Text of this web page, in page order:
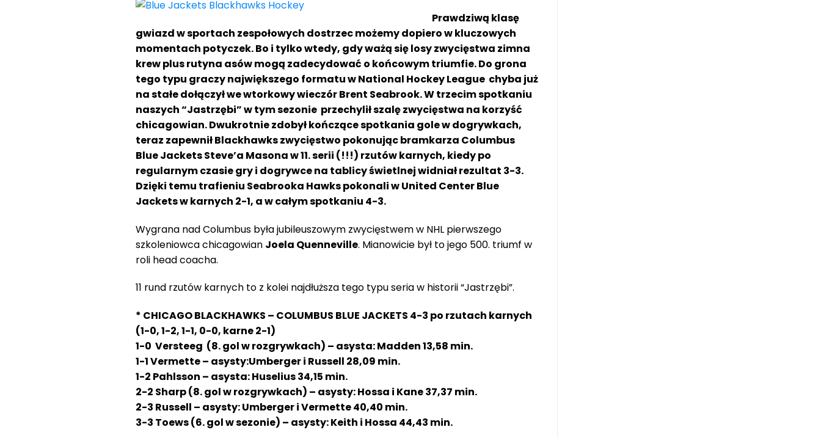
Prawdziwą klasę
gwiazd w sportach zespołowych dostrzec możemy dopiero w kluczowych
momentach potyczek. Bo i tylko wtedy, gdy ważą się losy zwycięstwa zimna
krew plus rutyna asów mogą zadecydować o końcowym triumfie. Do grona
tego typu graczy największego formatu w National Hockey League chyba już
na stałe dołączył we wtorkowy wieczór Brent Seabrook. W trzecim spotkaniu
naszych “Jastrzębi” w tym sezonie przechylił szalę zwycięstwa na korzyść
chicagowian. Dwukrotnie zdobył kończące spotkania gole w dogrywkach,
teraz zapewnił Blackhawks zwycięstwo pokonując bramkarza Columbus
Blue Jackets Steve’a Masona w 11. serii (!!!) rzutów karnych, kiedy po
regularnym czasie gry i dogrywce na tablicy świetlnej widniał rezultat 3-3.
Dzięki temu trafieniu Seabrooka Hawks pokonali w United Center Blue
Jackets w karnych 2-1, a w całym spotkaniu 4-3.
Wygrana nad Columbus była jubileuszowym zwycięstwem w NHL pierwszego
szkoleniowca chicagowian Joela Quenneville. Mianowicie był to jego 500. triumf w
roli head coacha.
11 rund rzutów karnych to z kolei najdłuższa tego typu seria w historii “Jastrzębi”.
* CHICAGO BLACKHAWKS – COLUMBUS BLUE JACKETS 4-3 po rzutach karnych
(1-0, 1-2, 1-1, 0-0, karne 2-1)
1-0 Versteeg (8. gol w rozgrywkach) – asysta: Madden 13,58 min.
1-1 Vermette – asysty:Umberger i Russell 28,09 min.
1-2 Pahlsson – asysta: Huselius 34,15 min.
2-2 Sharp (8. gol w rozgrywkach) – asysty: Hossa i Kane 37,37 min.
2-3 Russell – asysty: Umberger i Vermette 40,40 min.
3-3 Toews (6. gol w sezonie) – asysty: Keith i Hossa 44,43 min.